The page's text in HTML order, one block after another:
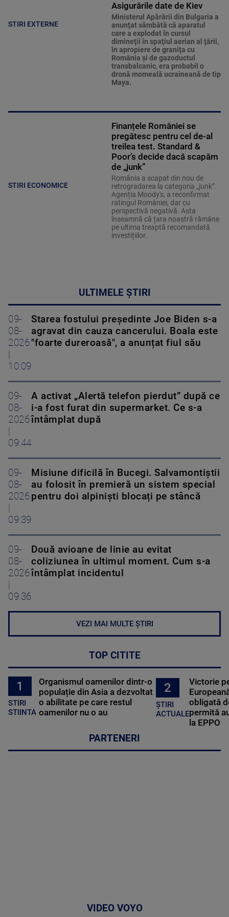
STIRI EXTERNE
Asigurările date de Kiev
Ministerul Apărării din Bulgaria a
anunţat sâmbătă că aparatul
care a explodat în cursul
dimineţii în spaţiul aerian al ţării,
în apropiere de graniţa cu
România şi de gazoductul
transbalcanic, era probabil o
dronă momeală ucraineană de tip
Maya.
STIRI ECONOMICE
Finanțele României se
pregătesc pentru cel de-al
treilea test. Standard &
Poor’s decide dacă scapăm
de „junk”
România a scapat din nou de
retrogradarea la categoria „junk”.
Agenția Moody's, a reconfirmat
ratingul României, dar cu
perspectivă negativă. Asta
înseamnă că țara noastră rămâne
pe ultima treaptă recomandată
investițiilor.
ULTIMELE ȘTIRI
09-
08-
2026
10:09
Starea fostului președinte Joe Biden s-a
agravat din cauza cancerului. Boala este
"foarte dureroasă", a anunțat fiul său
09-
08-
2026
09:44
A activat „Alertă telefon pierdut” după ce
i-a fost furat din supermarket. Ce s-a
întâmplat după
09-
08-
2026
09:39
Misiune dificilă în Bucegi. Salvamontiștii
au folosit în premieră un sistem special
pentru doi alpiniști blocați pe stâncă
09-
08-
2026
09:36
Două avioane de linie au evitat
coliziunea în ultimul moment. Cum s-a
întâmplat incidentul
VEZI MAI MULTE ȘTIRI
TOP CITITE
1
STIRI
STIINTA
Organismul oamenilor dintr-o
populație din Asia a dezvoltat
o abilitate pe care restul
oamenilor nu o au
2
ȘTIRI
ACTUALE
Victorie
obligată
permită
la EPPO
PARTENERI
VIDEO VOYO